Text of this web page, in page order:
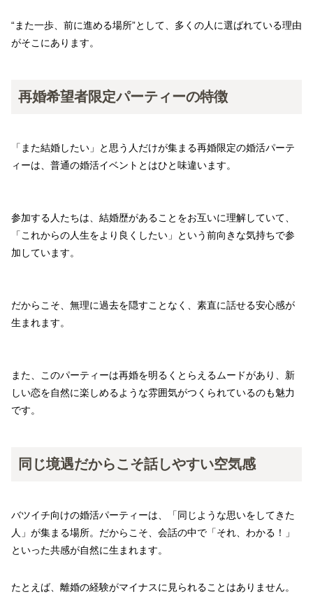
“また一歩、前に進める場所”として、多くの人に選ばれている理由
がそこにあります。
再婚希望者限定パーティーの特徴
「また結婚したい」と思う人だけが集まる再婚限定の婚活パーテ
ィーは、普通の婚活イベントとはひと味違います。
参加する人たちは、結婚歴があることをお互いに理解していて、
「これからの人生をより良くしたい」という前向きな気持ちで参
加しています。
だからこそ、無理に過去を隠すことなく、素直に話せる安心感が
生まれます。
また、このパーティーは再婚を明るくとらえるムードがあり、新
しい恋を自然に楽しめるような雰囲気がつくられているのも魅力
です。
同じ境遇だからこそ話しやすい空気感
バツイチ向けの婚活パーティーは、「同じような思いをしてきた
人」が集まる場所。だからこそ、会話の中で「それ、わかる！」
といった共感が自然に生まれます。
たとえば、離婚の経験がマイナスに見られることはありません。